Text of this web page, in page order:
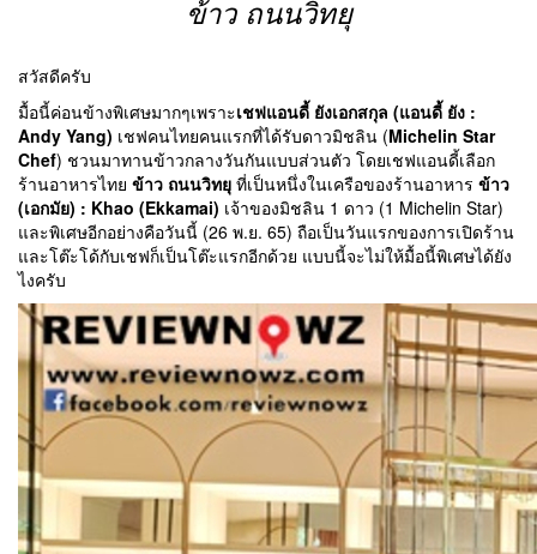
ข้าว ถนนวิทยุ
สวัสดีครับ
มื้อนี้ค่อนข้างพิเศษมากๆเพราะเชฟแอนดี้ ยังเอกสกุล (แอนดี้ ยัง :
Andy Yang) เชฟคนไทยคนแรกที่ได้รับดาวมิชลิน (Michelin Star
Chef) ชวนมาทานข้าวกลางวันกันแบบส่วนตัว โดยเชฟแอนดี้เลือก
ร้านอาหารไทย ข้าว ถนนวิทยุ ที่เป็นหนึ่งในเครือของร้านอาหาร ข้าว
(เอกมัย) : Khao (Ekkamai) เจ้าของมิชลิน 1 ดาว (1 Michelin Star)
และพิเศษอีกอย่างคือวันนี้ (26 พ.ย. 65) ถือเป็นวันแรกของการเปิดร้าน
และโต๊ะโด้กับเชฟก็เป็นโต๊ะแรกอีกด้วย แบบนี้จะไม่ให้มื้อนี้พิเศษได้ยัง
ไงครับ